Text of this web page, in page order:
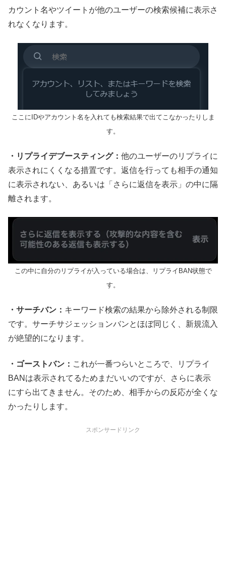
カウント名やツイートが他のユーザーの検索候補に表示さ
れなくなります。
ここにIDやアカウント名を入れても検索結果で出てこなかったりしま
す。
・リプライデブースティング： 他のユーザーのリプライに
表示されにくくなる措置です。返信を行っても相手の通知
に表示されない、あるいは「さらに返信を表示」の中に隔
離されます。
この中に自分のリプライが入っている場合は、リプライBAN状態で
す。
・サーチバン： キーワード検索の結果から除外される制限
です。サーチサジェッションバンとほぼ同じく、新規流入
が絶望的になります。
・ゴーストバン： これが一番つらいところで、リプライ
BANは表示されてるためまだいいのですが、さらに表示
にすら出てきません。そのため、相手からの反応が全くな
かったりします。
スポンサードリンク